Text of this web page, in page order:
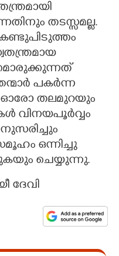
തടസ്സമല്ല.
പകർന്ന
തലമുറയും
വിനയപൂർവ്വം
ഒന്നിച്ചു
ചെയ്യുന്നു.
ദേവി